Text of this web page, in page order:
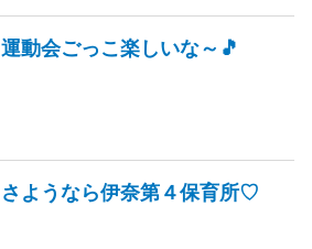
運動会ごっこ楽しいな～🎵
さようなら伊奈第４保育所♡